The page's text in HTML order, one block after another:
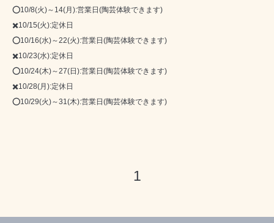
⭕10/8(火)～14(月):営業日(陶芸体験できます)
✖️10/15(火):定休日
⭕10/16(水)～22(火):営業日(陶芸体験できます)
✖️10/23(水):定休日
⭕10/24(木)～27(日):営業日(陶芸体験できます)
✖️10/28(月):定休日
⭕10/29(火)～31(木):営業日(陶芸体験できます)
1